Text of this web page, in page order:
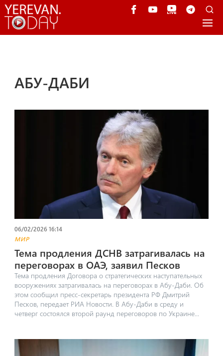
АБУ-ДАБИ
06/02/2026 16:14
МИР
Тема продления ДСНВ затрагивалась на
переговорах в ОАЭ, заявил Песков
Тема продления Договора о стратегических наступательных
вооружениях затрагивалась на переговорах в Абу-Даби. Об
этом сообщил пресс-секретарь президента РФ Дмитрий
Песков, передает РИА Новости. В Абу-Даби в среду и
четверг состоялся второй раунд переговоров по Украине...